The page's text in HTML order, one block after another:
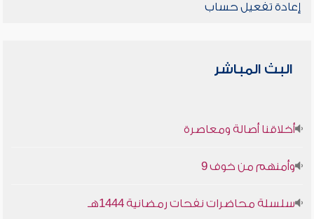
إعادة تفعيل حساب
البث المباشر
أخلاقنا أصالة ومعاصرة
وأمنهم من خوف 9
سلسلة محاضرات نفحات رمضانية 1444هـ